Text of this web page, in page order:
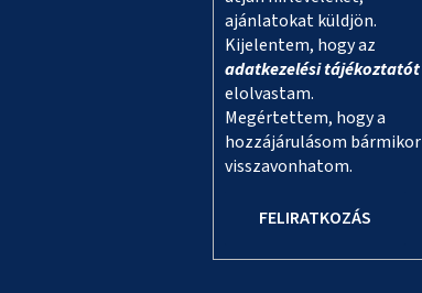
ajánlatokat küldjön.
Kijelentem, hogy az
adatkezelési tájékoztatót
elolvastam.
Megértettem, hogy a
hozzájárulásom bármikor
visszavonhatom.
FELIRATKOZÁS